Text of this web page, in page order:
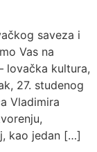
saveza i
Vas na
lovačka kultura,
27. studenog
Vladimira
kao jedan […]